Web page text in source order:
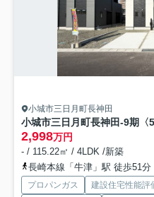
小城市三日月町長神田
小城市三日月町長神田-9期 〈
2,998万円
- / 115.22㎡ / 4LDK /新築
長崎本線「牛津」駅 徒歩51分
プロパンガス 建設住宅性能評